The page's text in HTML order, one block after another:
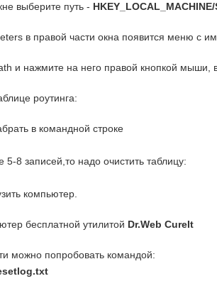
выберите путь -
в правой части окна появится меню с
и нажмите на него правой кнопкой мыши,
роутинга:
в командной строке
5-8 записей,то надо очистить таблицу:
компьютер.
бесплатной утилитой Dr.Web CureIt
можно попробовать командой: